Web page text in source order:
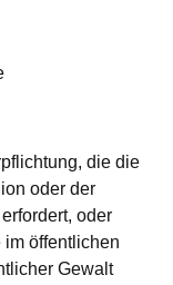
die die
oder der
oder
im öffentlichen
Gewalt